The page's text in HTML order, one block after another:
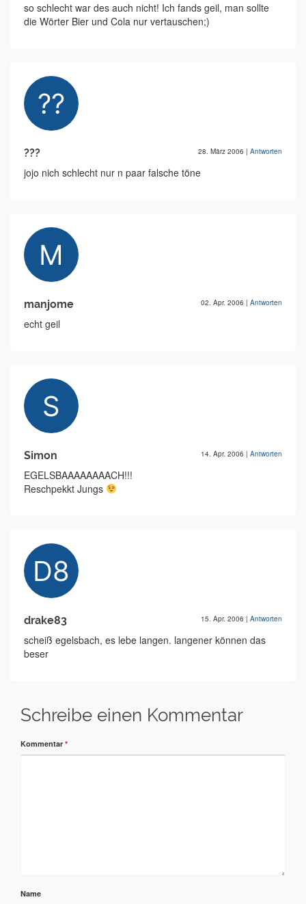
so schlecht war des auch nicht! Ich fands geil, man sollte
die Wörter Bier und Cola nur vertauschen;)
??? 28. März 2006 | Antworten
jojo nich schlecht nur n paar falsche töne
manjome 02. Apr. 2006 | Antworten
echt geil
Simon 14. Apr. 2006 | Antworten
EGELSBAAAAAAAACH!!!
Reschpekkt Jungs
drake83 15. Apr. 2006 | Antworten
scheiß egelsbach, es lebe langen. langener können das
beser
Schreibe einen Kommentar
Kommentar *
Name